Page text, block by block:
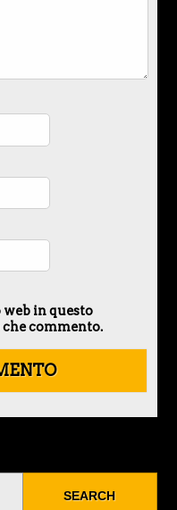
in questo
commento.